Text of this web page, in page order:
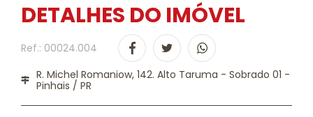
DETALHES DO IMÓVEL
Ref.: 00024.004
R. Michel Romaniow, 142. Alto Taruma - Sobrado 01 -
Pinhais / PR